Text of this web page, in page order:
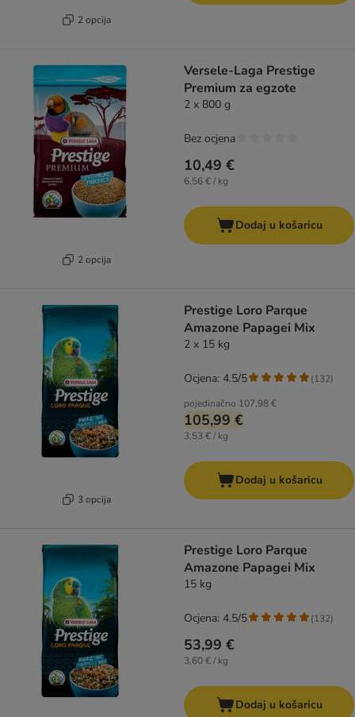
2 opcija
2 opcija
Versele-Laga Prestige
Premium za egzote
2 x 800 g
10,49 €
6,56 € / kg
Bez ocjena
Dodaj u košaricu
3 opcija
Prestige Loro Parque
Amazone Papagei Mix
2 x 15 kg
pojedinačno 107,98 €
105,99 €
3,53 € / kg
Ocjena: 4.5/5 (132)
Dodaj u košaricu
Prestige Loro Parque
Amazone Papagei Mix
15 kg
53,99 €
3,60 € / kg
Ocjena: 4.5/5 (132)
Dodaj u košaricu